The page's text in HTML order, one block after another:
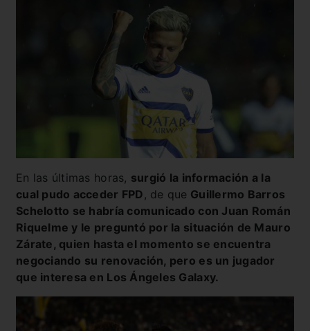
En las últimas horas, surgió la información a la
cual pudo acceder FPD , de que Guillermo Barros
Schelotto se habría comunicado con Juan Román
Riquelme y le preguntó por la situación de Mauro
Zárate, quien hasta el momento se encuentra
negociando su renovación, pero es un jugador
que interesa en Los Ángeles Galaxy.